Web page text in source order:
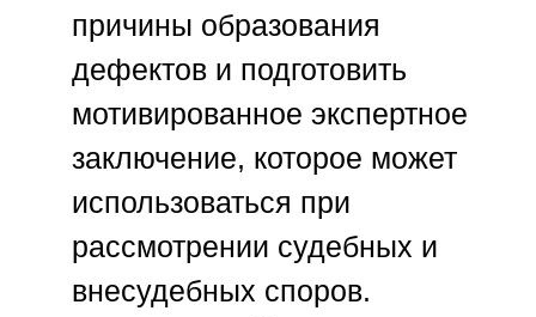
причины образования
дефектов и подготовить
мотивированное экспертное
заключение, которое может
использоваться при
рассмотрении судебных и
внесудебных споров.